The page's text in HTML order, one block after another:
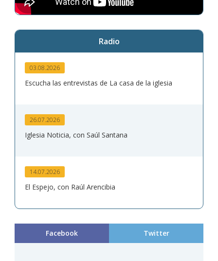
Radio
03.08.2026
Escucha las entrevistas de La casa de la iglesia
26.07.2026
Iglesia Noticia, con Saúl Santana
14.07.2026
El Espejo, con Raúl Arencibia
Facebook Twitter